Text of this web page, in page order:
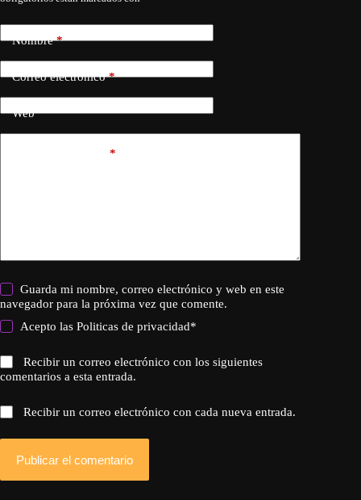
Nombre*
Correo electrónico*
Web
*
Guarda mi nombre, correo electrónico y web en este
navegador para la próxima vez que comente.
Acepto lasPoliticas de privacidad*
Recibir un correo electrónico con los siguientes
comentarios a esta entrada.
Recibir un correo electrónico con cada nueva entrada.
Publicar el comentario